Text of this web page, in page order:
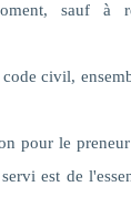
sauf à
civil,
pour le
est de